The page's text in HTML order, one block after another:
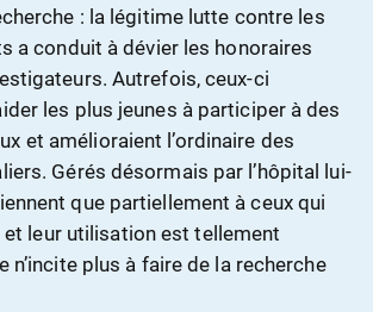
: la légitime lutte contre les
a conduit à dévier les honoraires
Autrefois, ceux-ci
les plus jeunes à participer à des
et amélioraient l’ordinaire des
Gérés désormais par l’hôpital lui-
que partiellement à ceux qui
leur utilisation est tellement
n’incite plus à faire de la recherche